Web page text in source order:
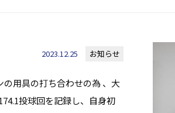
2023.12.25 お知らせ
用具の打ち合わせの為 、大
投球回を記録し、自身初